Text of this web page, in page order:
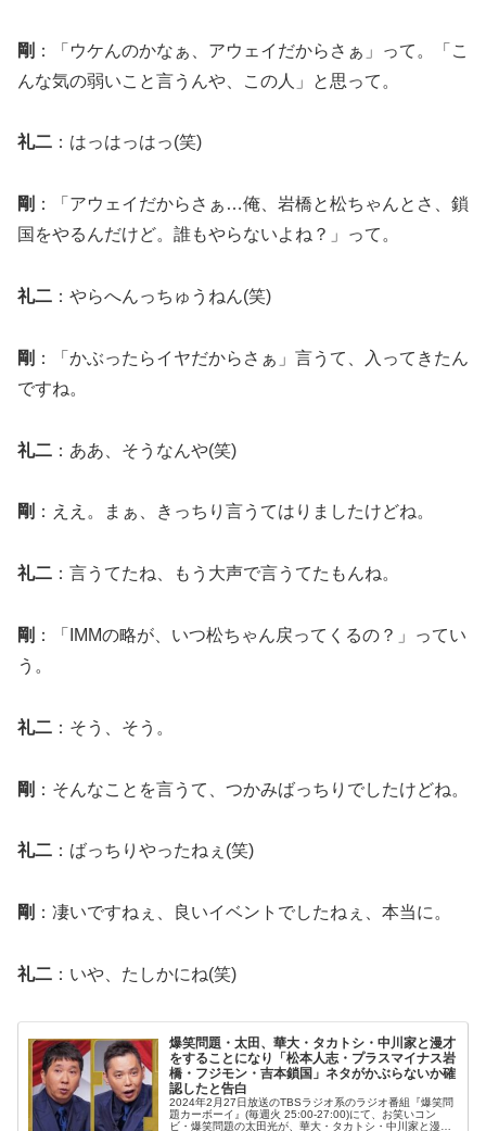
剛 ：「ウケんのかなぁ、アウェイだからさぁ」って。「こ
んな気の弱いこと言うんや、この人」と思って。
礼二 ：はっはっはっ(笑)
剛 ：「アウェイだからさぁ…俺、岩橋と松ちゃんとさ、鎖
国をやるんだけど。誰もやらないよね？」って。
礼二 ：やらへんっちゅうねん(笑)
剛 ：「かぶったらイヤだからさぁ」言うて、入ってきたん
ですね。
礼二 ：ああ、そうなんや(笑)
剛 ：ええ。まぁ、きっちり言うてはりましたけどね。
礼二 ：言うてたね、もう大声で言うてたもんね。
剛 ：「IMMの略が、いつ松ちゃん戻ってくるの？」ってい
う。
礼二 ：そう、そう。
剛 ：そんなことを言うて、つかみばっちりでしたけどね。
礼二 ：ばっちりやったねぇ(笑)
剛 ：凄いですねぇ、良いイベントでしたねぇ、本当に。
礼二 ：いや、たしかにね(笑)
爆笑問題・太田、華大・タカトシ・中川家と漫才
をすることになり「松本人志・プラスマイナス岩
橋・フジモン・吉本鎖国」ネタがかぶらないか確
認したと告白
2024年2月27日放送のTBSラジオ系のラジオ番組『爆笑問
題カーボーイ』(毎週火 25:00-27:00)にて、お笑いコン
ビ・爆笑問題の太田光が、華大・タカトシ・中川家と漫才